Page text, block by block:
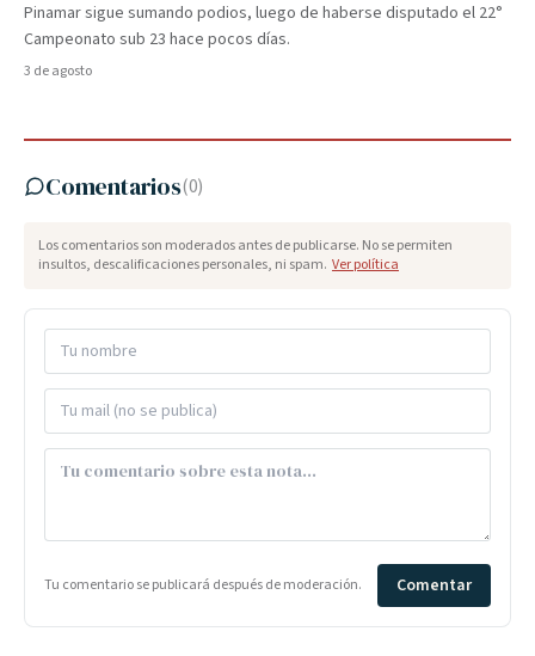
Pinamar sigue sumando podios, luego de haberse disputado el 22°
Campeonato sub 23 hace pocos días.
3 de agosto
Comentarios(0)
Los comentarios son moderados antes de publicarse. No se permiten
insultos, descalificaciones personales, ni spam. Ver política
Tu comentario se publicará después de moderación. Comentar